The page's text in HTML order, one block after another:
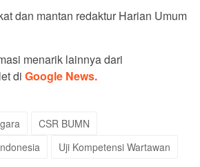
dan mantan redaktur Harian Umum
menarik lainnya dari
di Google News.
CSR BUMN
Uji Kompetensi Wartawan